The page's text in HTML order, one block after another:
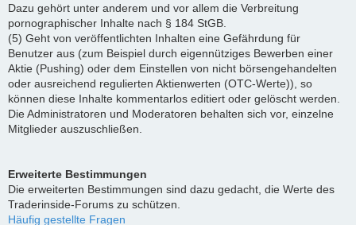
Dazu gehört unter anderem und vor allem die Verbreitung
pornographischer Inhalte nach § 184 StGB.
(5) Geht von veröffentlichten Inhalten eine Gefährdung für
Benutzer aus (zum Beispiel durch eigennütziges Bewerben einer
Aktie (Pushing) oder dem Einstellen von nicht börsengehandelten
oder ausreichend regulierten Aktienwerten (OTC-Werte)), so
können diese Inhalte kommentarlos editiert oder gelöscht werden.
Die Administratoren und Moderatoren behalten sich vor, einzelne
Mitglieder auszuschließen.
Erweiterte Bestimmungen
Die erweiterten Bestimmungen sind dazu gedacht, die Werte des
Traderinside-Forums zu schützen.
Häufig gestellte Fragen